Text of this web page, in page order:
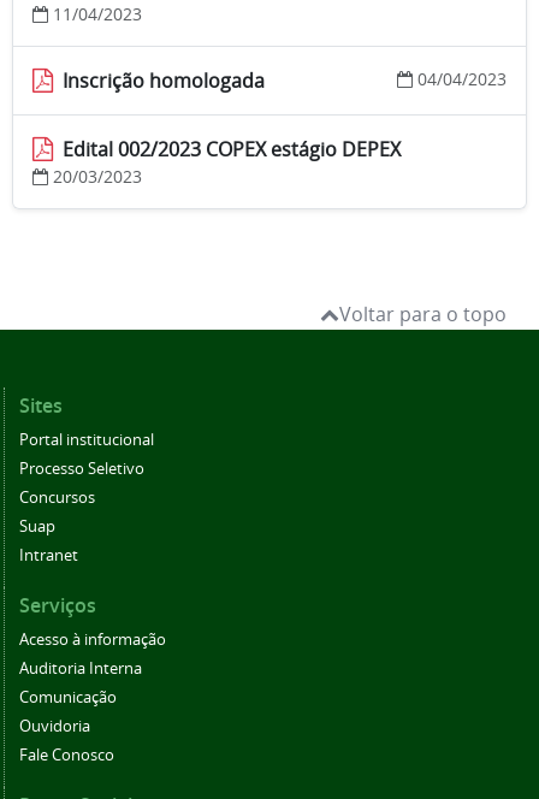
11/04/2023
Inscrição homologada 04/04/2023
Edital 002/2023 COPEX estágio DEPEX
20/03/2023
Voltar para o topo
Sites
Portal institucional
Processo Seletivo
Concursos
Suap
Intranet
Serviços
Acesso à informação
Auditoria Interna
Comunicação
Ouvidoria
Fale Conosco